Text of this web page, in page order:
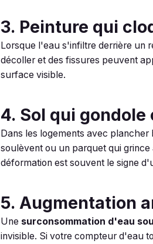
3. Peinture qui
Lorsque l'eau s'infiltre derrière un
décoller et des fissures peuvent
surface visible.
4. Sol qui
Dans les logements avec
soulèvent ou un parquet qui
déformation est souvent le signe
5. Augmentation
Une surconsommation d'eau
invisible. Si votre compteur d'eau